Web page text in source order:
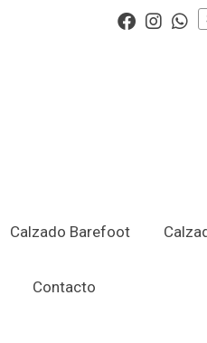
Calzado Barefoot
Contacto